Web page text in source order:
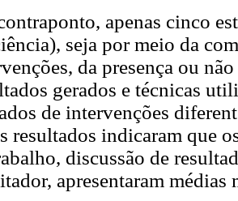
apenas cinco
seja por meio da
da presença ou
gerados e técnicas
de intervenções
resultados indicaram que
discussão de
apresentaram médias